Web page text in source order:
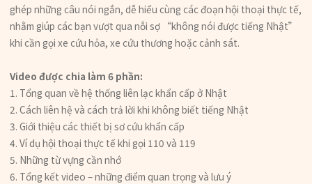
ghép những câu nói ngắn, dễ hiểu cùng các đoạn hội thoại thực tế,
nhằm giúp các bạn vượt qua nỗi sợ “không nói được tiếng Nhật”
khi cần gọi xe cứu hỏa, xe cứu thương hoặc cảnh sát.
Video được chia làm 6 phần:
1. Tổng quan về hệ thống liên lạc khẩn cấp ở Nhật
2. Cách liên hệ và cách trả lời khi không biết tiếng Nhật
3. Giới thiệu các thiết bị sơ cứu khẩn cấp
4. Ví dụ hội thoại thực tế khi gọi 110 và 119
5. Những từ vựng cần nhớ
6. Tổng kết video – những điểm quan trọng và lưu ý